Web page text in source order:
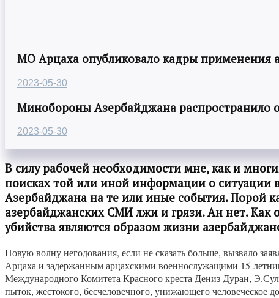
МО Арцаха опубликовало кадры применения
2023-05-30
Минобороны Азербайджана
2023-05-30
В силу рабочей необходимости мне, как и
поисках той или иной информации о ситуации
Азербайджана на те или иные события. Порой
азербайджанских СМИ лжи и грязи. Ан нет. Как
убийства являются образом жизни
Новую волну негодования, если не сказать больше, вызвало
Арцаха и задержанным арцахскими военнослужащими 15-
Международного Комитета Красного креста Дениз Дуран,
пыток, жестокого, бесчеловечного, унижающего человеческое